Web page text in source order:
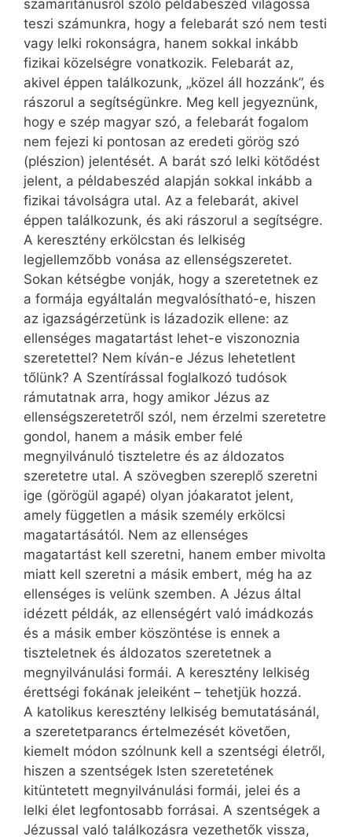
szamaritánusról szóló példabeszéd világossá
teszi számunkra, hogy a felebarát szó nem testi
vagy lelki rokonságra, hanem sokkal inkább
fizikai közelségre vonatkozik. Felebarát az,
akivel éppen találkozunk, „közel áll hozzánk”, és
rászorul a segítségünkre. Meg kell jegyeznünk,
hogy e szép magyar szó, a felebarát fogalom
nem fejezi ki pontosan az eredeti görög szó
(plészion) jelentését. A barát szó lelki kötődést
jelent, a példabeszéd alapján sokkal inkább a
fizikai távolságra utal. Az a felebarát, akivel
éppen találkozunk, és aki rászorul a segítségre.
A keresztény erkölcstan és lelkiség
legjellemzőbb vonása az ellenségszeretet.
Sokan kétségbe vonják, hogy a szeretetnek ez
a formája egyáltalán megvalósítható-e, hiszen
az igazságérzetünk is lázadozik ellene: az
ellenséges magatartást lehet-e viszonoznia
szeretettel? Nem kíván-e Jézus lehetetlent
tőlünk? A Szentírással foglalkozó tudósok
rámutatnak arra, hogy amikor Jézus az
ellenségszeretetről szól, nem érzelmi szeretetre
gondol, hanem a másik ember felé
megnyilvánuló tiszteletre és az áldozatos
szeretetre utal. A szövegben szereplő szeretni
ige (görögül agapé) olyan jóakaratot jelent,
amely független a másik személy erkölcsi
magatartásától. Nem az ellenséges
magatartást kell szeretni, hanem ember mivolta
miatt kell szeretni a másik embert, még ha az
ellenséges is velünk szemben. A Jézus által
idézett példák, az ellenségért való imádkozás
és a másik ember köszöntése is ennek a
tiszteletnek és áldozatos szeretetnek a
megnyilvánulási formái. A keresztény lelkiség
érettségi fokának jeleiként – tehetjük hozzá.
A katolikus keresztény lelkiség bemutatásánál,
a szeretet­parancs értelmezését követően,
kiemelt módon szólnunk kell a szentségi életről,
hiszen a szentségek Isten szeretetének
kitüntetett megnyilvánulási formái, jelei és a
lelki élet legfontosabb forrásai. A szentségek a
Jézussal való találkozásra vezethetők vissza,